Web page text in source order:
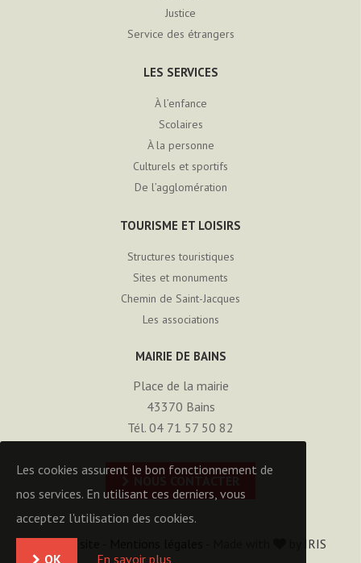
Justice
Service des étrangers
LES SERVICES
À l’enfance
Scolaires
À la personne
Culturels et sportifs
De l’agglomération
TOURISME ET LOISIRS
Structures touristiques
Sites et monuments
Chemin de Saint-Jacques
Les associations
MAIRIE DE BAINS
Place de la mairie
43370 Bains
Tél. 04 71 57 50 82
IRIS
Les cookies assurent le bon fonctionnement de
nos services. En utilisant ces derniers, vous
acceptez l'utilisation des cookies.
OK En savoir plus